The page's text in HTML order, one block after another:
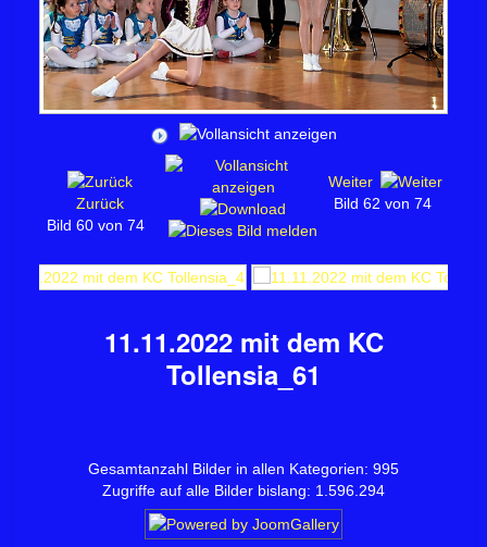
Zurück
Bild 60 von 74
Weiter
Bild 62 von 74
11.11.2022 mit dem KC
Tollensia_61
Gesamtanzahl Bilder in allen Kategorien: 995
Zugriffe auf alle Bilder bislang: 1.596.294